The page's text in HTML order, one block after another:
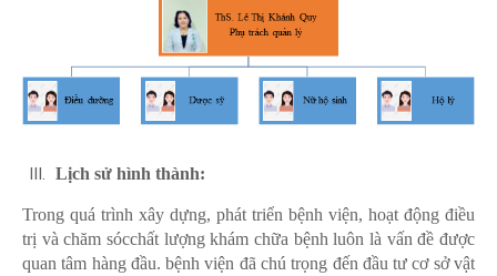
Lịch sử hình thành:
Trong quá trình xây dựng, phát triển bệnh viện, hoạt động điều
trị và chăm sócchất lượng khám chữa bệnh luôn là vấn đề được
quan tâm hàng đầu. bệnh viện đã chú trọng đến đầu tư cơ sở vật